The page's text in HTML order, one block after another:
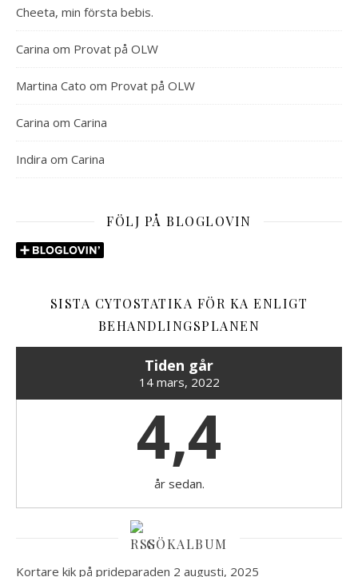
Cheeta, min första bebis.
Carina om Provat på OLW
Martina Cato om Provat på OLW
Carina om Carina
Indira om Carina
FÖLJ PÅ BLOGLOVIN
SISTA CYTOSTATIKA FÖR KA ENLIGT
BEHANDLINGSPLANEN
Tiden går
14 mars, 2022
4,4
år sedan.
GÖKALBUM
Kortare kik på prideparaden 2 augusti, 2025